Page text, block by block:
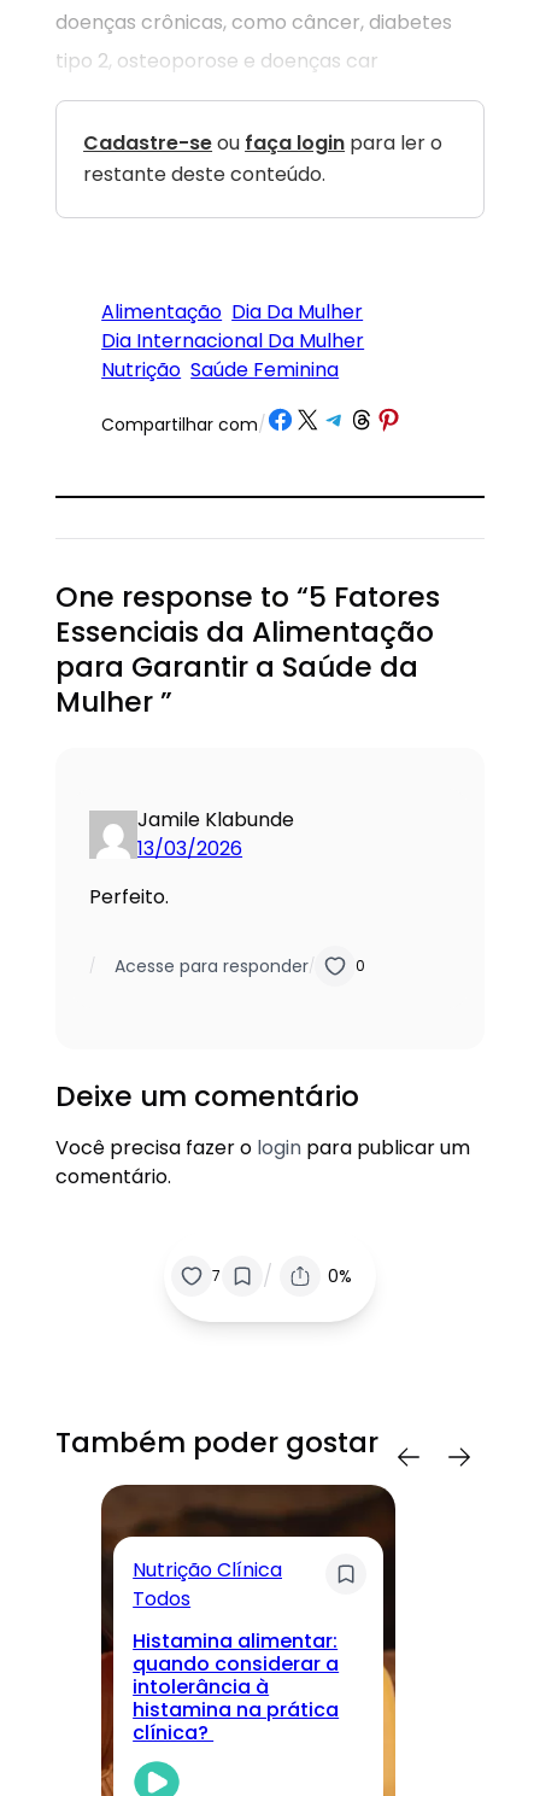
doenças crônicas, como câncer, diabetes
tipo 2, osteoporose e doenças car
Cadastre-seou faça login para ler o
restante deste conteúdo.
Alimentação Dia Da Mulher
Dia Internacional Da Mulher
Nutrição Saúde Feminina
Compartilhar com/ Share on Facebook
Share on X Share on Telegram
Share on Threads
Share on Pinterest
One response to “5 Fatores
Essenciais da Alimentação
para Garantir a Saúde da
Mulher ”
Jamile Klabunde
13/03/2026
Perfeito.
/ Acesse para responder/ 0
Deixe um comentário
Você precisa fazer o login para publicar um
comentário.
7 / 0%
Também poder gostar
Nutrição Clínica
Todos
Histamina alimentar:
quando considerar a
intolerância à
histamina na prática
clínica?